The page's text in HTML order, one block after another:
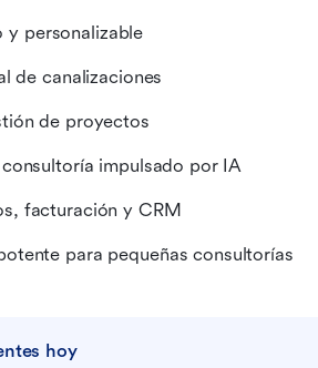
y personalizable
de canalizaciones
de proyectos
impulsado por IA
facturación y CRM
para pequeñas consultorías
hoy